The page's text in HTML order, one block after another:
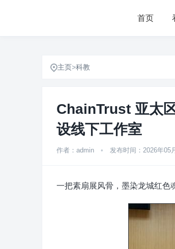
首页
主页>科教
ChainTrust 亚太
设线下工作室
作者：admin • 发布时间：2026年05
一把素扇展风骨，墨染龙城红色